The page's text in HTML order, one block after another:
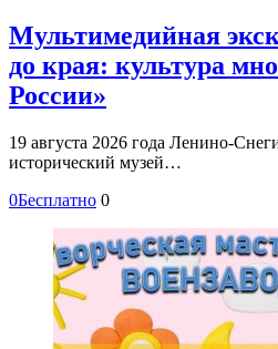
Мультимедийная
до края: культура
России»
19 августа 2026 года Ленино-
исторический музей…
0Бесплатно 0